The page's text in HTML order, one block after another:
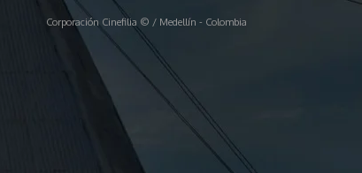
Corporación Cinefilia © / Medellín - Colombia